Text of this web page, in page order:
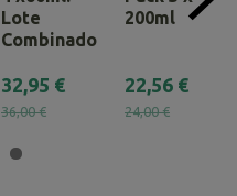
Lote
Combinado
32,95 €
36,00 €
200ml
22,56 €
24,00 €